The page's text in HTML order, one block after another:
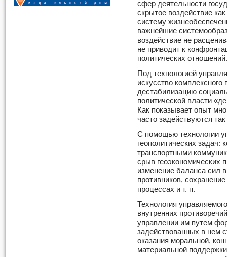
сфер деятельности
скрытое воздействие
систему
важнейшие
воздействие не
не приводит к
политических отношений.
Под технологией
искусство комплексного
дестабилизацию
политической власти
Как показывает опыт
часто задействуются
С помощью технологии
геополитических задач:
транспортными
срыв геоэкономических
изменение баланса сил
противников,
процессах и т. п.
Технология
внутренних
управлении им путем
задействованных в нем
оказания моральной,
материальной